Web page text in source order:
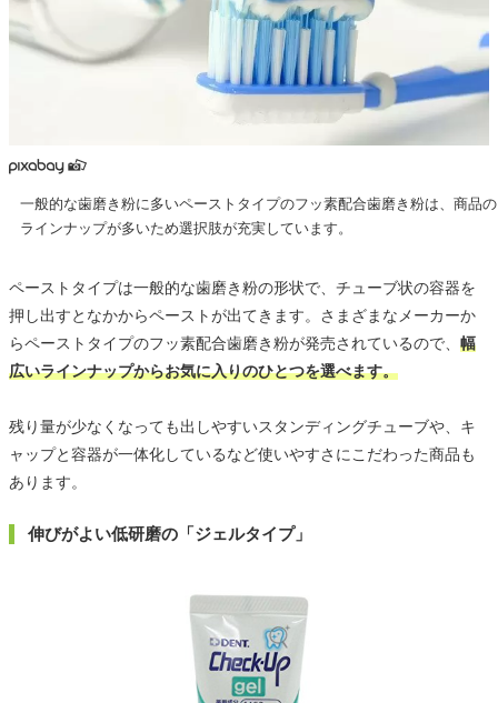
一般的な歯磨き粉に多いペーストタイプのフッ素配合歯磨き粉は、商品の
ラインナップが多いため選択肢が充実しています。
ペーストタイプは一般的な歯磨き粉の形状で、チューブ状の容器を
押し出すとなかからペーストが出てきます。さまざまなメーカーか
らペーストタイプのフッ素配合歯磨き粉が発売されているので、 幅
広いラインナップからお気に入りのひとつを選べます。
残り量が少なくなっても出しやすいスタンディングチューブや、キ
ャップと容器が一体化しているなど使いやすさにこだわった商品も
あります。
伸びがよい低研磨の「ジェルタイプ」